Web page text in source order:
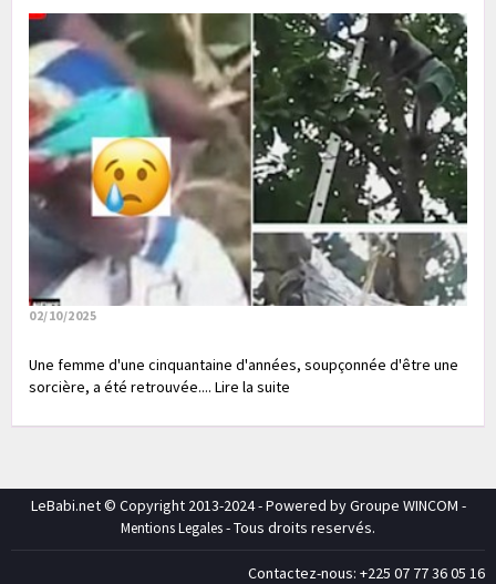
02/10/2025
Une femme d'une cinquantaine d'années, soupçonnée d'être une
sorcière, a été retrouvée.... Lire la suite
LeBabi.net © Copyright 2013-2024 - Powered by Groupe WINCOM -
Mentions Legales- Tous droits reservés.
Contactez-nous: +225 07 77 36 05 16